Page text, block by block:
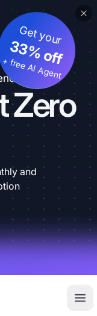
Zero
Get your
33% off
+ free AI Agent
and